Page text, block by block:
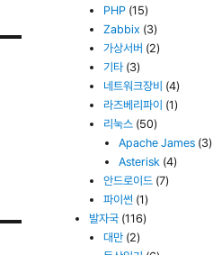
PHP (15)
Zabbix (3)
가상서버 (2)
기타 (3)
네트워크장비 (4)
라즈베리파이 (1)
리눅스 (50)
Apache James(3)
Asterisk(4)
안드로이드 (7)
파이썬 (1)
발자국 (116)
대만 (2)